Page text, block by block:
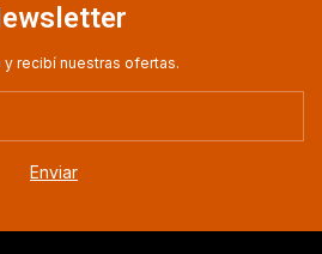
y recibí nuestras ofertas.